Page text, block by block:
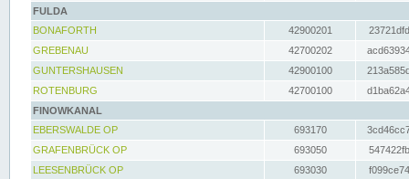
FULDA
BONAFORTH
42900201
GREBENAU
42700202
GUNTERSHAUSEN
42900100
ROTENBURG
42700100
FINOWKANAL
EBERSWALDE OP
693170
GRAFENBRÜCK OP
693050
LEESENBRÜCK OP
693030